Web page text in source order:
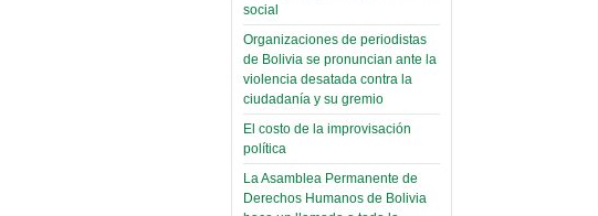
social
Organizaciones de periodistas
de Bolivia se pronuncian ante la
violencia desatada contra la
ciudadanía y su gremio
El costo de la improvisación
política
La Asamblea Permanente de
Derechos Humanos de Bolivia